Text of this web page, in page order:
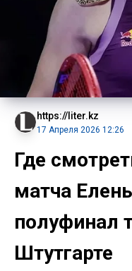
https://liter.kz
17 Апреля 2026 12:26
Где
матча
полуфинал
Штутгарте